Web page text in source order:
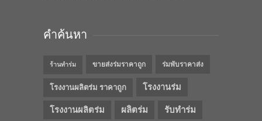
คำค้นหา
ร้านทำร่ม ขายส่งร่มราคาถูก ร่มพับราคาส่ง
โรงงานผลิตร่ม ราคาถูก โรงงานร่ม
โรงงานผลิตร่ม ผลิตร่ม รับทำร่ม